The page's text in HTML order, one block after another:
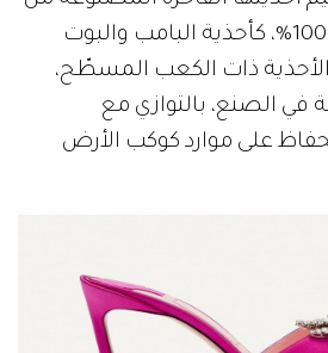
منتجات نباتية بنسبة 100%، كأحذية البامب والبوت
ذات الكعب المسطّح،
في الصنع، بالتوازي مع
على موارد كوكب الأرض